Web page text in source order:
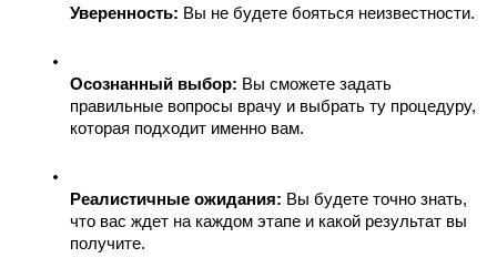
Уверенность: Вы не будете бояться неизвестности.
Осознанный выбор: Вы сможете задать
правильные вопросы врачу и выбрать ту процедуру,
которая подходит именно вам.
Реалистичные ожидания: Вы будете точно знать,
что вас ждет на каждом этапе и какой результат вы
получите.